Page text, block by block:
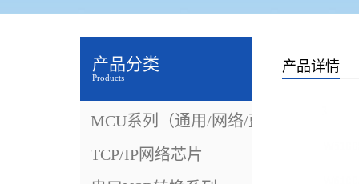
产品分类
Products
MCU系列（通用/网络/蓝牙）
TCP/IP网络芯片
产品详情